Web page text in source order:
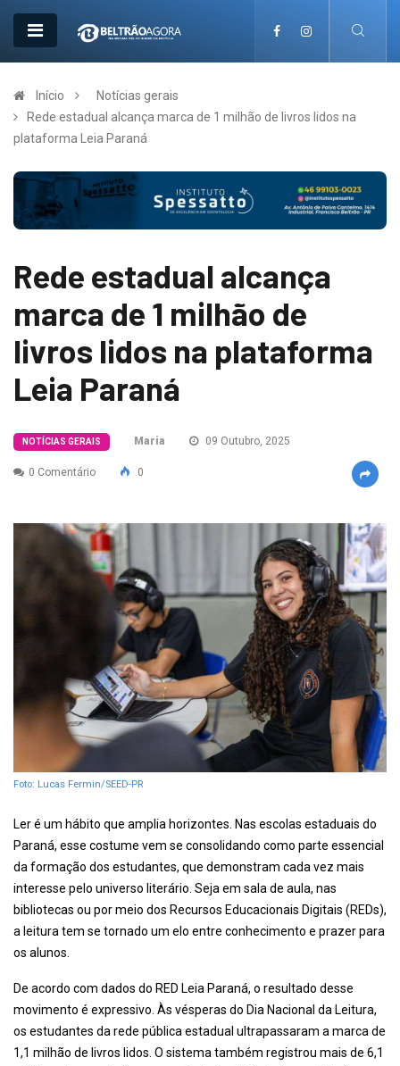
Início
Notícias gerais
Rede estadual alcança marca de 1 milhão de livros lidos na
plataforma Leia Paraná
Rede estadual alcança
marca de 1 milhão de
livros lidos na plataforma
Leia Paraná
NOTÍCIAS GERAIS Maria 09 Outubro, 2025
0 Comentário 0
Foto: Lucas Fermin/SEED-PR
Ler é um hábito que amplia horizontes. Nas escolas estaduais do
Paraná, esse costume vem se consolidando como parte essencial
da formação dos estudantes, que demonstram cada vez mais
interesse pelo universo literário. Seja em sala de aula, nas
bibliotecas ou por meio dos Recursos Educacionais Digitais (REDs),
a leitura tem se tornado um elo entre conhecimento e prazer para
os alunos.
De acordo com dados do RED Leia Paraná, o resultado desse
movimento é expressivo. Às vésperas do Dia Nacional da Leitura,
os estudantes da rede pública estadual ultrapassaram a marca de
1,1 milhão de livros lidos. O sistema também registrou mais de 6,1